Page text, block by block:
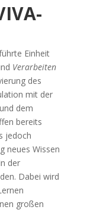
Einheit
Verarbeiten
des
mit der
dem
bereits
jedoch
neues Wissen
der
Dabei wird
großen